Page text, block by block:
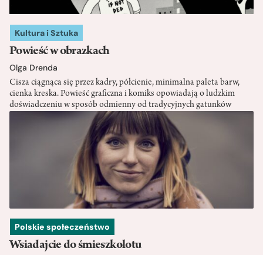
Kultura i Sztuka
Powieść w obrazkach
Olga Drenda
Cisza ciągnąca się przez kadry, półcienie, minimalna paleta barw,
cienka kreska. Powieść graficzna i komiks opowiadają o ludzkim
doświadczeniu w sposób odmienny od tradycyjnych gatunków
Polskie społeczeństwo
Wsiadajcie do śmieszkolotu